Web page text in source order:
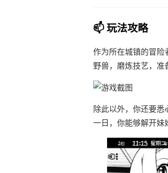
📫 玩法攻略
作为所在城镇的冒
野兽，磨炼技艺，准
除此以外，你还要
一日，你能够解开妹